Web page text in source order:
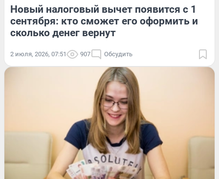
Новый налоговый вычет появится с 1
сентября: кто сможет его оформить и
сколько денег вернут
2 июля, 2026, 07:51 907 Обсудить